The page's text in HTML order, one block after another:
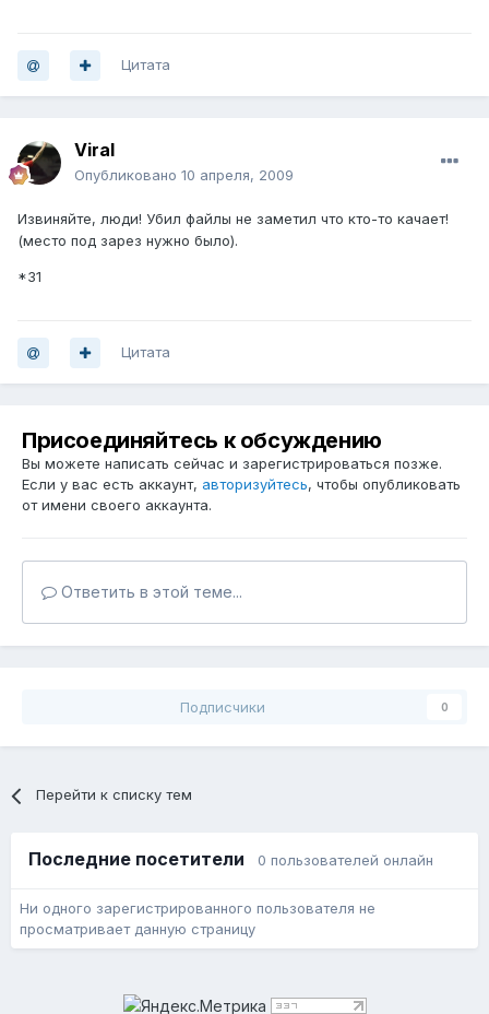
Цитата
Viral
Опубликовано 10 апреля, 2009
Извиняйте, люди! Убил файлы не заметил что кто-то качает!
(место под зарез нужно было).
*31
Цитата
Присоединяйтесь к обсуждению
Вы можете написать сейчас и зарегистрироваться позже.
Если у вас есть аккаунт, авторизуйтесь, чтобы опубликовать
от имени своего аккаунта.
Ответить в этой теме...
Подписчики 0
Перейти к списку тем
Последние посетители 0 пользователей онлайн
Ни одного зарегистрированного пользователя не
просматривает данную страницу